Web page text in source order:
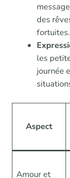
des
fortuites.
les
journée
Aspect
Amour et